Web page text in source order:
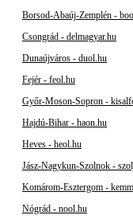
Borsod-Abaúj-Zemplén -
Csongrád - delmagyar.hu
Dunaújváros - duol.hu
Fejér - feol.hu
Győr-Moson-Sopron -
Hajdú-Bihar - haon.hu
Heves - heol.hu
Jász-Nagykun-Szolnok -
Komárom-Esztergom -
Nógrád - nool.hu